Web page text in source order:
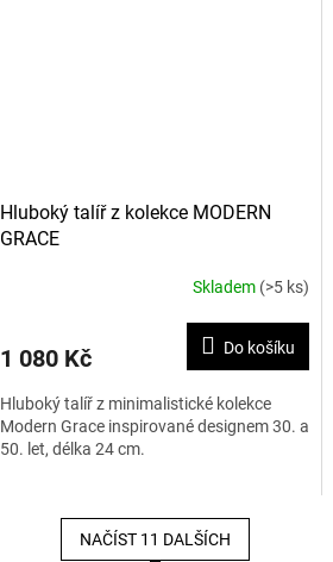
Hluboký talíř z kolekce MODERN
GRACE
Skladem (>5 ks)
1 080 Kč Do košíku
Hluboký talíř z minimalistické kolekce
Modern Grace inspirované designem 30. a
50. let, délka 24 cm.
NAČÍST 11 DALŠÍCH